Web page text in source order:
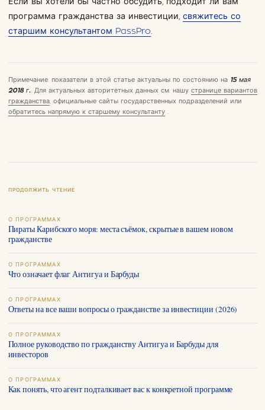
программа гражданства за инвестиции, свяжитесь со
старшим консультантом PassPro
Примечание: показатели в этой статье актуальны по состоянию на 15 мая
2018 г.. Для актуальных авторитетных данных см. нашу странице вариантов
гражданства, официальные сайты государственных подразделений или
обратитесь напрямую к старшему консультанту.
ПРОДОЛЖИТЬ ЧТЕНИЕ
О ПРОГРАММАХ
Пираты Карибского моря: места съёмок, скрытые в вашем новом
гражданстве
О ПРОГРАММАХ
Что означает флаг Антигуа и Барбуды
О ПРОГРАММАХ
Ответы на все ваши вопросы о гражданстве за инвестиции (2026)
О ПРОГРАММАХ
Полное руководство по гражданству Антигуа и Барбуды для
инвесторов
О ПРОГРАММАХ
Как понять, что агент подталкивает вас к конкретной программе